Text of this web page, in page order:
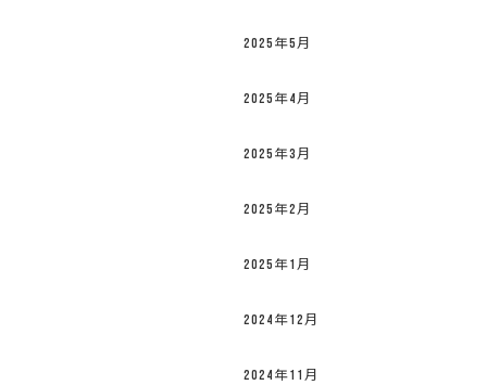
2025年5月
2025年4月
2025年3月
2025年2月
2025年1月
2024年12月
2024年11月